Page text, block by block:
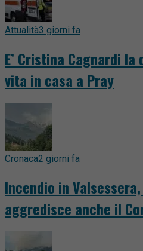
Attualità3 giorni fa
E’ Cristina Cagnardi
vita in casa a Pray
Cronaca2 giorni fa
Incendio in
aggredisce anche il